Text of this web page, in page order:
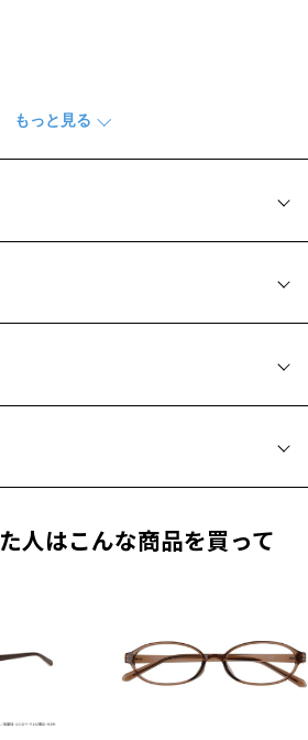
ームです。
る定番のブラック。
ッシュなガンメタ。
にも合わせやすいネイビー。
がらオンオフ問わずお使いいただけま
売から一定期間経過した商品などです。キ
ではございません。
：16mm
ガネサイズを確認するには？
ズの合計料金を知りたい方へ
年間品質保証
行われた場合、保証期間は初期の期間から
レンズ交換券」をお選びのうえ、
レンズをお買い求めください。
ジ品では「レンズ交換券」はお選び
らない方へ＞
人はこんな商品を買って